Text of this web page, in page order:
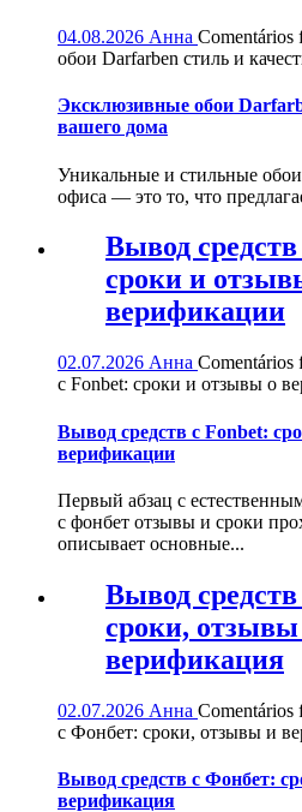
04.08.2026 Анна Comentários
обои Darfarben стиль и
Эксклюзивные обои
вашего дома
Уникальные и стильные
офиса — это то, что
Вывод
сроки и
верификации
02.07.2026 Анна Comentários
с Fonbet: сроки и отзывы о
Вывод средств с Fonbet:
верификации
Первый абзац с
с фонбет отзывы и сроки
описывает основные...
Вывод
сроки,
верификация
02.07.2026 Анна Comentários
с Фонбет: сроки, отзывы и
Вывод средств с Фонбет:
верификация